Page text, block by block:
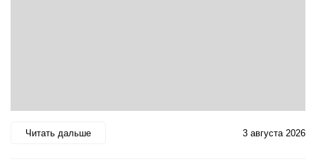
Читать дальше 3 августа 2026